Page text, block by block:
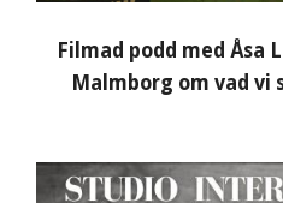
Filmad podd med Åsa
Malmborg om vad vi